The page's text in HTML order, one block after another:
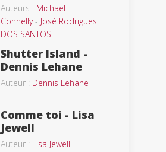
Auteurs : Michael
Connelly- José Rodrigues
DOS SANTOS
Shutter Island -
Dennis Lehane
Auteur : Dennis Lehane
Comme toi - Lisa
Jewell
Auteur : Lisa Jewell